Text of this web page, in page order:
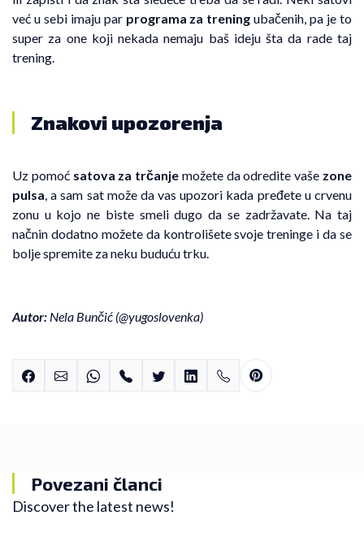
već u sebi imaju par programa za trening ubačenih, pa je to
super za one koji nekada nemaju baš ideju šta da rade taj
trening.
Znakovi upozorenja
Uz pomoć satova za trčanje možete da odredite vaše zone
pulsa, a sam sat može da vas upozori kada pređete u crvenu
zonu u kojo ne biste smeli dugo da se zadržavate. Na taj
načnin dodatno možete da kontrolišete svoje treninge i da se
bolje spremite za neku buduću trku.
Autor: Nela Bunčić (@yugoslovenka)
Povezani članci
Discover the latest news!